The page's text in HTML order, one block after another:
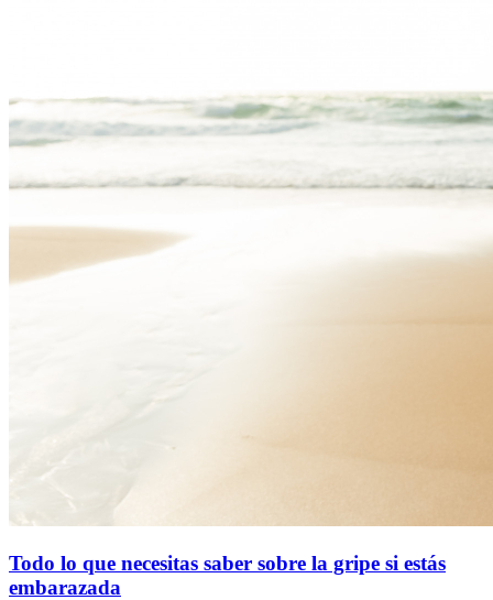
Todo lo que necesitas saber sobre la gripe si estás
embarazada